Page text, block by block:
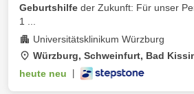
Geburtshilfe der Zukunft: Für unser
1 ...
Universitätsklinikum Würzburg
Würzburg, Schweinfurt, Bad
heute neu